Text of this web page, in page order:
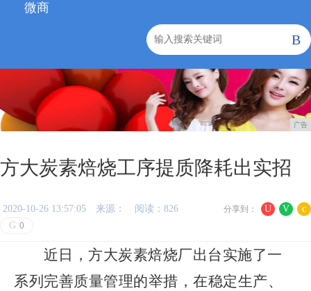
微商
B
广告
方大炭素焙烧工序提质降耗出实招
U V c
分享到：
2020-10-26 13:57:05 来源：
阅读：826
G 0
近日，方大炭素焙烧厂出台实施了一
系列完善质量管理的举措，在稳定生产、